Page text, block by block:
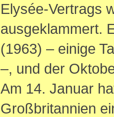
Elysée-Vertrags
ausgeklammert.
(1963) – einige
–, und der
Am 14. Januar
Großbritannien